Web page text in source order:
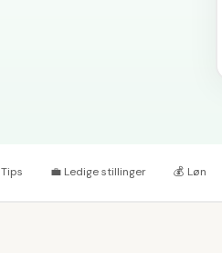
Tips 💼 Ledige stillinger 💰 Løn